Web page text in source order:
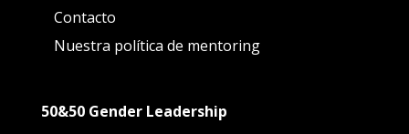
Contacto
Nuestra política de mentoring
50&50 Gender Leadership